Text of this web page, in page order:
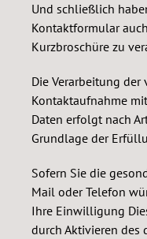
Und schließlich
Kontaktformular
Kurzbroschüre zu
Die Verarbeitung
Kontaktaufnahme
Daten erfolgt nach
Grundlage der
Sofern Sie die
Mail oder Telefon
Ihre Einwilligung
durch Aktivieren des